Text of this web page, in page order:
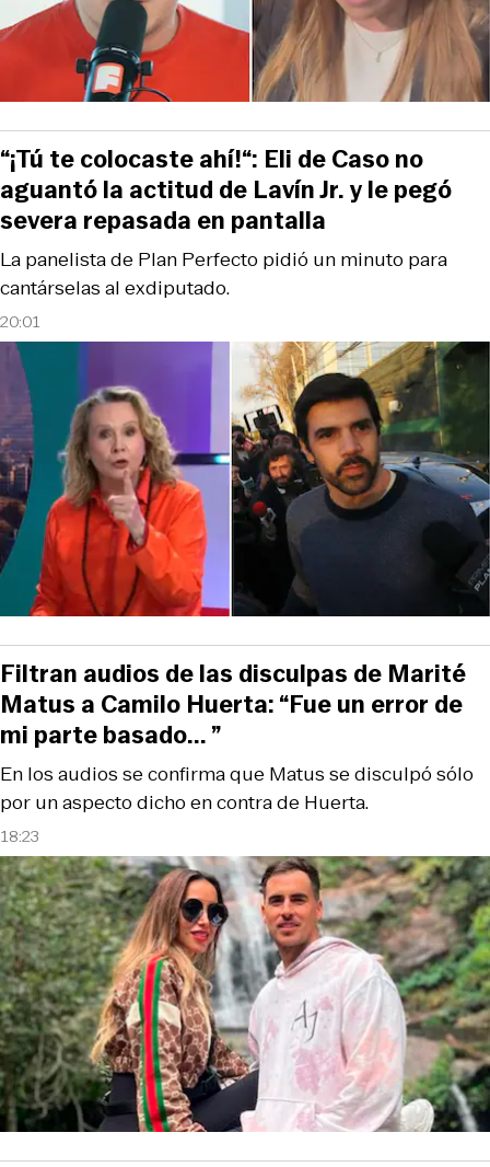
20:01
La panelista de Plan Perfecto pidió un minuto para
cantárselas al exdiputado.
“¡Tú te colocaste ahí!“: Eli de Caso no
aguantó la actitud de Lavín Jr. y le pegó
severa repasada en pantalla
18:23
En los audios se confirma que Matus se disculpó sólo
por un aspecto dicho en contra de Huerta.
Filtran audios de las disculpas de Marité
Matus a Camilo Huerta: “Fue un error de
mi parte basado... ”